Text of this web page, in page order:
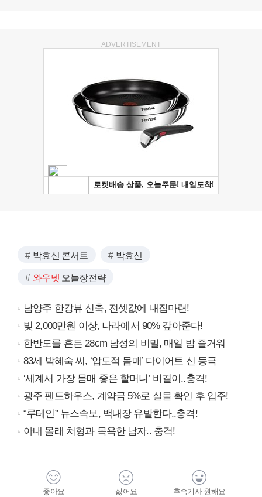
ADVERTISEMENT
박효신 콘서트 박효신
와우넷 오늘장전략
남양주 한강뷰 신축, 전셋값에 내집마련!
빚 2,000만원 이상, 나라에서 90% 갚아준다!
한반도를 흔든 28cm 남성의 비밀, 매일 밤 즐거워
83세 박혜숙 씨, ‘압도적 몸매’ 다이어트 신 등극
‘세계서 가장 몸매 좋은 할머니’ 비결이..충격!
광주 펜트하우스, 계약금 5%로 실물 확인 후 입주!
“루테인” 뉴스속보, 백내장 유발한다..충격!
아내 몰래 처형과 목욕한 남자.. 충격!
좋아요
싫어요
후속기사 원해요